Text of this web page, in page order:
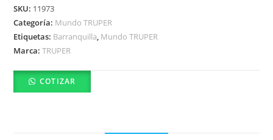
SKU: 11973
Categoría: Mundo TRUPER
Etiquetas: Barranquilla, Mundo TRUPER
Marca:TRUPER
COTIZAR